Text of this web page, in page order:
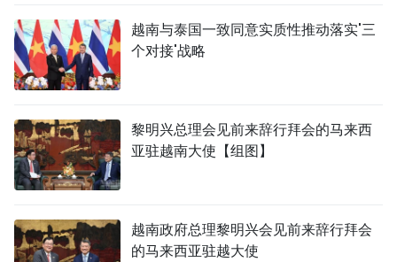
越南与泰国一致同意实质性推动落实'三
个对接'战略
黎明兴总理会见前来辞行拜会的马来西
亚驻越南大使【组图】
越南政府总理黎明兴会见前来辞行拜会
的马来西亚驻越大使